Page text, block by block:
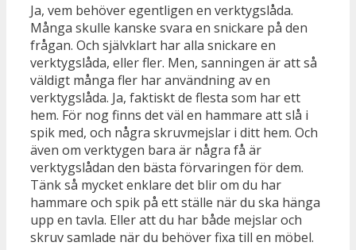
Ja, vem behöver egentligen en verktygslåda.
Många skulle kanske svara en snickare på den
frågan. Och självklart har alla snickare en
verktygslåda, eller fler. Men, sanningen är att så
väldigt många fler har användning av en
verktygslåda. Ja, faktiskt de flesta som har ett
hem. För nog finns det väl en hammare att slå i
spik med, och några skruvmejslar i ditt hem. Och
även om verktygen bara är några få är
verktygslådan den bästa förvaringen för dem.
Tänk så mycket enklare det blir om du har
hammare och spik på ett ställe när du ska hänga
upp en tavla. Eller att du har både mejslar och
skruv samlade när du behöver fixa till en möbel.